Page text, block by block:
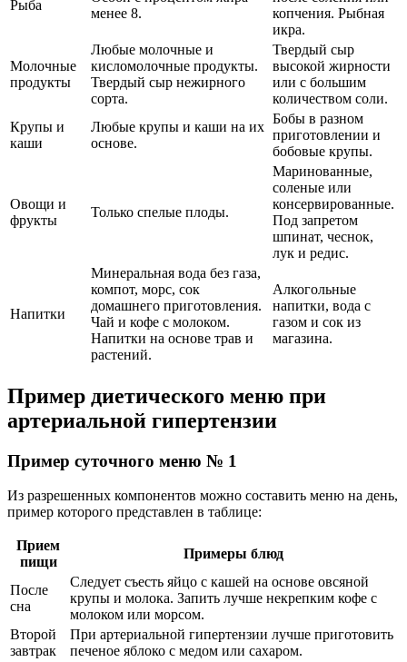
Рыба
менее 8.
копчения. Рыбная
икра.
Молочные
продукты
Любые молочные и
кисломолочные продукты.
Твердый сыр нежирного
сорта.
Твердый сыр
высокой жирности
или с большим
количеством соли.
Крупы и
каши
Любые крупы и каши на их
основе.
Бобы в разном
приготовлении и
бобовые крупы.
Овощи и
фрукты
Только спелые плоды.
Маринованные,
соленые или
консервированные.
Под запретом
шпинат, чеснок,
лук и редис.
Напитки
Минеральная вода без газа,
компот, морс, сок
домашнего приготовления.
Чай и кофе с молоком.
Напитки на основе трав и
растений.
Алкогольные
напитки, вода с
газом и сок из
магазина.
Пример диетического меню при
артериальной гипертензии
Пример суточного меню № 1
Из разрешенных компонентов можно составить меню на день,
пример которого представлен в таблице:
Прием
пищи
Примеры блюд
После
сна
Следует съесть яйцо с кашей на основе овсяной
крупы и молока. Запить лучше некрепким кофе с
молоком или морсом.
Второй
завтрак
При артериальной гипертензии лучше приготовить
печеное яблоко с медом или сахаром.